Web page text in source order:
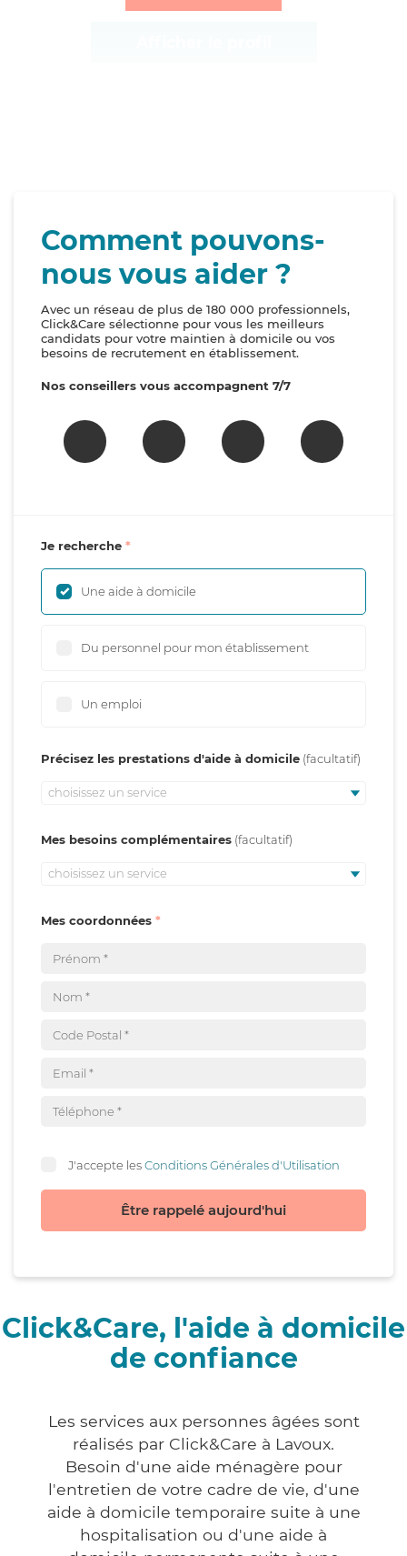
Comment pouvons-
nous vous aider ?
Avec un réseau de plus de 180 000 professionnels,
Click&Care sélectionne pour vous les meilleurs
candidats pour votre maintien à domicile ou vos
besoins de recrutement en établissement.
Nos conseillers vous accompagnent 7/7
Je recherche
Une aide à domicile
Du personnel pour mon établissement
Un emploi
Précisez les prestations d'aide à domicile
choisissez un service
Mes besoins complémentaires
choisissez un service
Mes coordonnées
J'accepte lesConditions Générales d'Utilisation
Être rappelé aujourd'hui
Click&Care, l'aide à domicile
de confiance
Les services aux personnes âgées sont
réalisés par Click&Care à Lavoux.
Besoin d'une aide ménagère pour
l'entretien de votre cadre de vie, d'une
aide à domicile temporaire suite à une
hospitalisation ou d'une aide à